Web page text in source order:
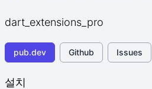
dart_extensions_pro
pub.dev Github Issues
설치